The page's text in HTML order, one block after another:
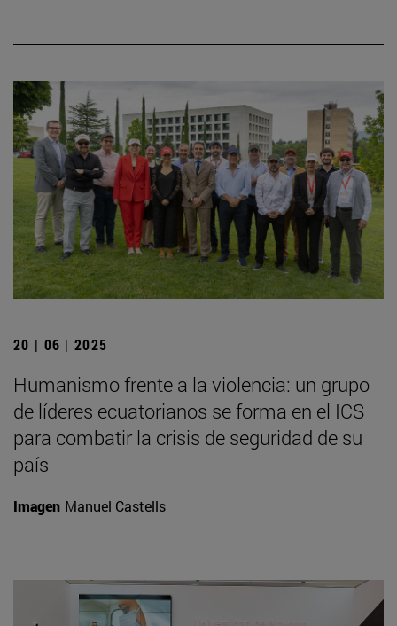
20 | 06 | 2025
Humanismo frente a la violencia: un grupo
de líderes ecuatorianos se forma en el ICS
para combatir la crisis de seguridad de su
país
Imagen Manuel Castells